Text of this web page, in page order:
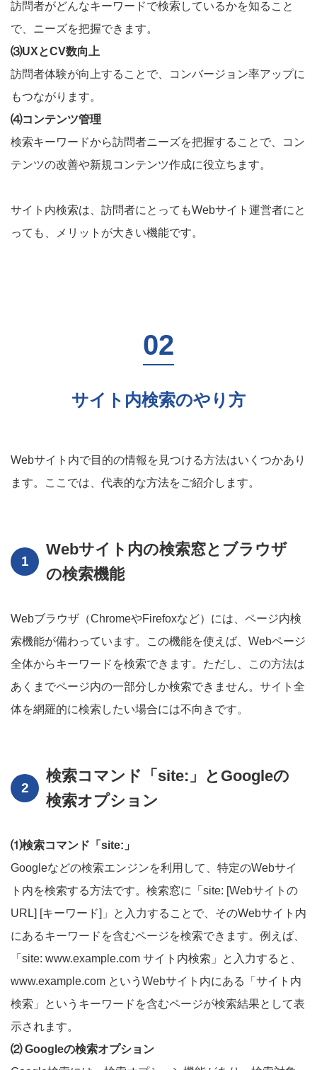
訪問者がどんなキーワードで検索しているかを知ること
で、ニーズを把握できます。
⑶UXとCV数向上
訪問者体験が向上することで、コンバージョン率アップに
もつながります。
⑷コンテンツ管理
検索キーワードから訪問者ニーズを把握することで、コン
テンツの改善や新規コンテンツ作成に役立ちます。
サイト内検索は、訪問者にとってもWebサイト運営者にと
っても、メリットが大きい機能です。
サイト内検索のやり方
Webサイト内で目的の情報を見つける方法はいくつかあり
ます。ここでは、代表的な方法をご紹介します。
Webサイト内の検索窓とブラウザ
の検索機能
Webブラウザ（ChromeやFirefoxなど）には、ページ内検
索機能が備わっています。この機能を使えば、Webページ
全体からキーワードを検索できます。ただし、この方法は
あくまでページ内の一部分しか検索できません。サイト全
体を網羅的に検索したい場合には不向きです。
検索コマンド「site:」とGoogleの
検索オプション
⑴検索コマンド「site:」
Googleなどの検索エンジンを利用して、特定のWebサイ
ト内を検索する方法です。検索窓に「site: [Webサイトの
URL] [キーワード]」と入力することで、そのWebサイト内
にあるキーワードを含むページを検索できます。例えば、
「site: www.example.com サイト内検索」と入力すると、
www.example.com というWebサイト内にある「サイト内
検索」というキーワードを含むページが検索結果として表
示されます。
⑵ Googleの検索オプション